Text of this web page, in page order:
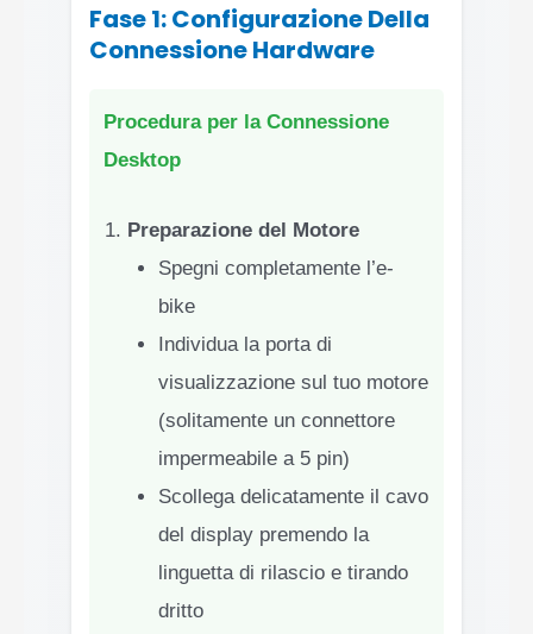
Fase 1: Configurazione Della
Connessione Hardware
Procedura per la Connessione
Desktop
Preparazione del Motore
Spegni completamente l’e-
bike
Individua la porta di
visualizzazione sul tuo motore
(solitamente un connettore
impermeabile a 5 pin)
Scollega delicatamente il cavo
del display premendo la
linguetta di rilascio e tirando
dritto